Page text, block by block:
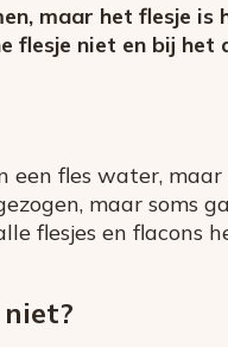
maar het flesje is
flesje niet en bij het
een fles water, maar
maar soms
flesjes en flacons